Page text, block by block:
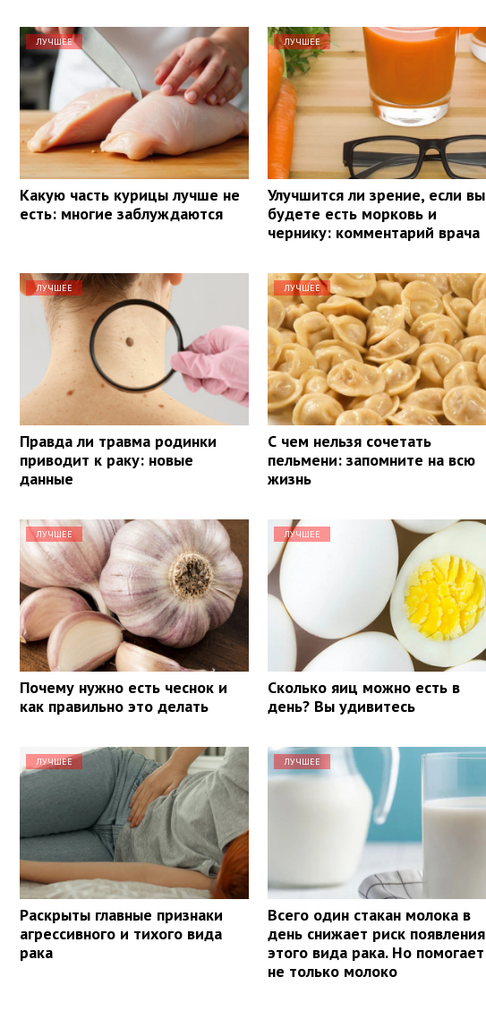
ЛУЧШЕЕ
Какую часть курицы лучше не
есть: многие заблуждаются
ЛУЧШЕЕ
Улучшится ли зрение, если вы
будете есть морковь и
чернику: комментарий врача
ЛУЧШЕЕ
Правда ли травма родинки
приводит к раку: новые
данные
ЛУЧШЕЕ
С чем нельзя сочетать
пельмени: запомните на всю
жизнь
ЛУЧШЕЕ
Почему нужно есть чеснок и
как правильно это делать
ЛУЧШЕЕ
Сколько яиц можно есть в
день? Вы удивитесь
ЛУЧШЕЕ
Раскрыты главные признаки
агрессивного и тихого вида
рака
ЛУЧШЕЕ
Всего один стакан молока в
день снижает риск появления
этого вида рака. Но помогает
не только молоко